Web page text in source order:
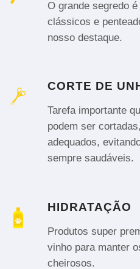
O grande segredo
clássicos e
nosso destaque.
CORTE DE
Tarefa importante
podem ser
adequados,
sempre saudáveis.
HIDRATAÇÃO
Produtos super
vinho para manter
cheirosos.